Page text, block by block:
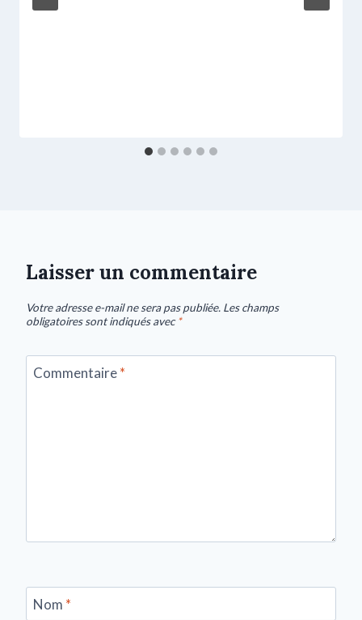
Laisser un commentaire
Votre adresse e-mail ne sera pas publiée. Les champs
obligatoires sont indiqués avec*
Commentaire*
Nom *